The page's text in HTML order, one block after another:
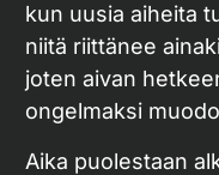
kun uusia aiheita
niitä riittänee
joten aivan
ongelmaksi
Aika puolestaan